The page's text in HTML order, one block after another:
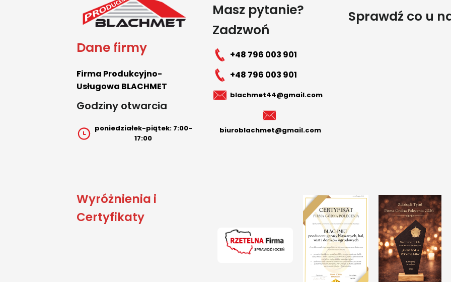
Dane firmy
Firma Produkcyjno-
Usługowa BLACHMET
Godziny otwarcia
poniedziałek-piątek: 7:00-
17:00
Masz pytanie?
Zadzwoń
+48 796 003 901
+48 796 003 901
blachmet44@gmail.com
biuroblachmet@gmail.com
Sprawdź co u
Wyróżnienia i
Certyfikaty